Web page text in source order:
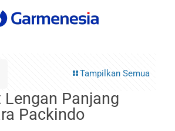
Tampilkan Semua
Panjang
Packindo